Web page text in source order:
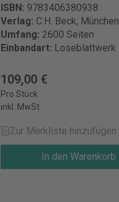
ISBN: 9783406380938
Verlag: C.H. Beck, München
Umfang: 2600 Seiten
Einbandart: Loseblattwerk
109,00 €
Pro Stück
inkl. MwSt.
Zur Merkliste hinzufügen
In den Warenkorb